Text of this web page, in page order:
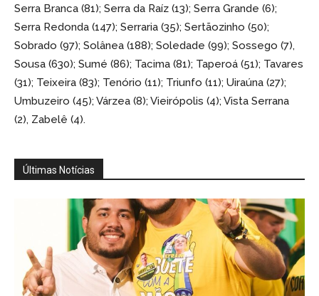
Serra Branca (81); Serra da Raíz (13); Serra Grande (6);
Serra Redonda (147); Serraria (35); Sertãozinho (50);
Sobrado (97); Solânea (188); Soledade (99); Sossego (7),
Sousa (630); Sumé (86); Tacima (81); Taperoá (51); Tavares
(31); Teixeira (83); Tenório (11); Triunfo (11); Uiraúna (27);
Umbuzeiro (45); Várzea (8); Vieirópolis (4); Vista Serrana
(2), Zabelê (4).
Últimas Notícias